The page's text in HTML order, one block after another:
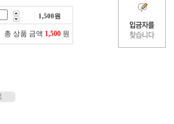
1,500원
총 상품 금액 1,500 원